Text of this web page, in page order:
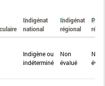
Indigénat
national
Indigénat
régional
Indigène ou
indéterminé
Non
évalué
Non